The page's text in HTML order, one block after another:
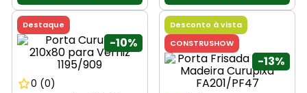
Destaque
-10%
0 (0)
Desconto à vista
CONSTRUSHOW
-13%